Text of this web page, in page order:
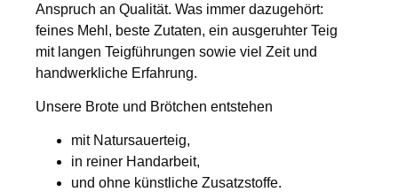
Anspruch an Qualität. Was immer dazugehört:
feines Mehl, beste Zutaten, ein ausgeruhter Teig
mit langen Teigführungen sowie viel Zeit und
handwerkliche Erfahrung.
Unsere Brote und Brötchen entstehen
mit Natursauerteig,
in reiner Handarbeit,
und ohne künstliche Zusatzstoffe.